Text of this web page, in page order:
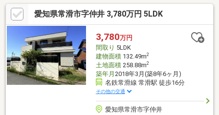
分(約550m)・瀧田医院本院まで徒歩7分(約560m)・スギドラッグ
常滑陶郷店まで徒歩9分(約700m)・バロー 常滑店まで徒歩9分(約
660m)・愛知県常滑警察署まで徒歩10分(約750m)
愛知県常滑市字仲井 3,780万円 5LDK
3,780万円
間取り 5LDK
建物面積132.49m2
土地面積258.88m2
築年月 2018年3月(築8年6ヶ月)
名鉄常滑線 常滑駅 徒歩16分
その他の交通
愛知県常滑市字仲井